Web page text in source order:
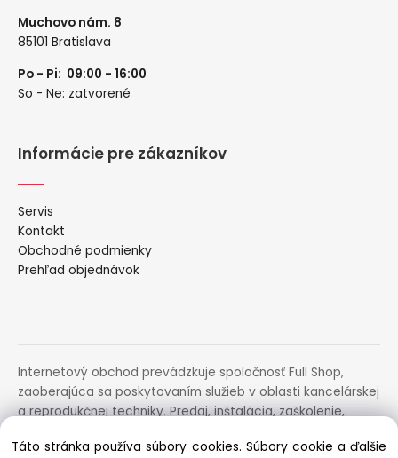
Muchovo nám. 8
85101 Bratislava
Po - Pi: 09:00 - 16:00
So - Ne: zatvorené
Informácie pre zákazníkov
Servis
Kontakt
Obchodné podmienky
Prehľad objednávok
Internetový obchod prevádzkuje spoločnosť Full Shop,
zaoberajúca sa poskytovaním služieb v oblasti kancelárskej
a reprodukčnej techniky. Predaj, inštalácia, zaškolenie,
zariadení.
Táto stránka používa súbory cookies. Súbory cookie a ďalšie